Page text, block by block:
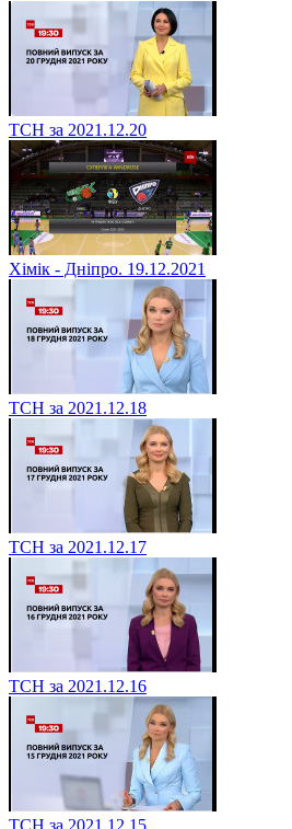
ТСН за 2021.12.20
Хімік - Дніпро. 19.12.2021
ТСН за 2021.12.18
ТСН за 2021.12.17
ТСН за 2021.12.16
ТСН за 2021.12.15